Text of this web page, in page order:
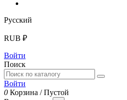
Русский
RUB ₽
Войти
Поиск
Войти
0 Корзина /Пустой